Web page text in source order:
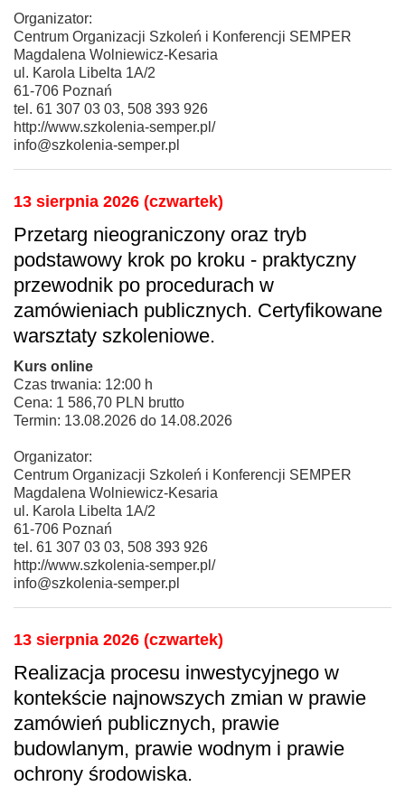
Organizator:
Centrum Organizacji Szkoleń i Konferencji SEMPER
Magdalena Wolniewicz-Kesaria
ul. Karola Libelta 1A/2
61-706 Poznań
tel. 61 307 03 03, 508 393 926
http://www.szkolenia-semper.pl/
info@szkolenia-semper.pl
13 sierpnia 2026 (czwartek)
Przetarg nieograniczony oraz tryb
podstawowy krok po kroku - praktyczny
przewodnik po procedurach w
zamówieniach publicznych. Certyfikowane
warsztaty szkoleniowe.
Kurs online
Czas trwania: 12:00 h
Cena: 1 586,70 PLN brutto
Termin: 13.08.2026 do 14.08.2026
Organizator:
Centrum Organizacji Szkoleń i Konferencji SEMPER
Magdalena Wolniewicz-Kesaria
ul. Karola Libelta 1A/2
61-706 Poznań
tel. 61 307 03 03, 508 393 926
http://www.szkolenia-semper.pl/
info@szkolenia-semper.pl
13 sierpnia 2026 (czwartek)
Realizacja procesu inwestycyjnego w
kontekście najnowszych zmian w prawie
zamówień publicznych, prawie
budowlanym, prawie wodnym i prawie
ochrony środowiska.